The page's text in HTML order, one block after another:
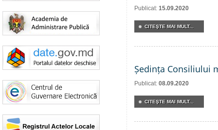
Publicat: 15.09.2020
CITEŞTE MAI MULT...
Ședința Consiliului
Publicat: 08.09.2020
CITEŞTE MAI MULT...